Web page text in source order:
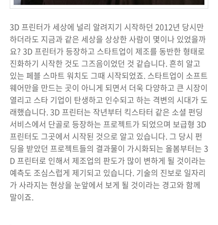
3D 프린터가 세상에 널리 알려지기 시작하던 2012년 당시만
하더라도 지금과 같은 세상을 상상한 사람이 몇이나 있었을까
요? 3D 프린터가 등장하고 스타트업이 제조를 동반한 형태로
진화하기 시작한 것도 그즈음이었던 것 같습니다. 흔히 알고
있는 페블 스마트 워치도 그때 시작되었죠. 스타트업이 소프트
웨어만을 만드는 곳이 아니게 되면서 더욱 다양하고 큰 시장이
열리고 스타 기업이 탄생하고 인수되고 하는 격변의 시대가 도
래했습니다. 3D 프린터는 작년부터 킥스타터 같은 소셜 펀딩
서비스에서 단골로 등장하는 프로젝트가 되었으며 보급형 3D
프린터도 그곳에서 시작된 것으로 알고 있습니다. 그 당시 펀
딩을 받았던 프로젝트들의 결과물이 가시화되는 올봄부터는 3
D 프린터로 인해서 제조업의 판도가 많이 변하게 될 것이라는
예측도 조심스럽게 제기되고 있습니다. 기술의 진보로 일자리
가 사라지는 현상을 눈앞에서 보게 될 것이라는 경고와 함께
말이죠.